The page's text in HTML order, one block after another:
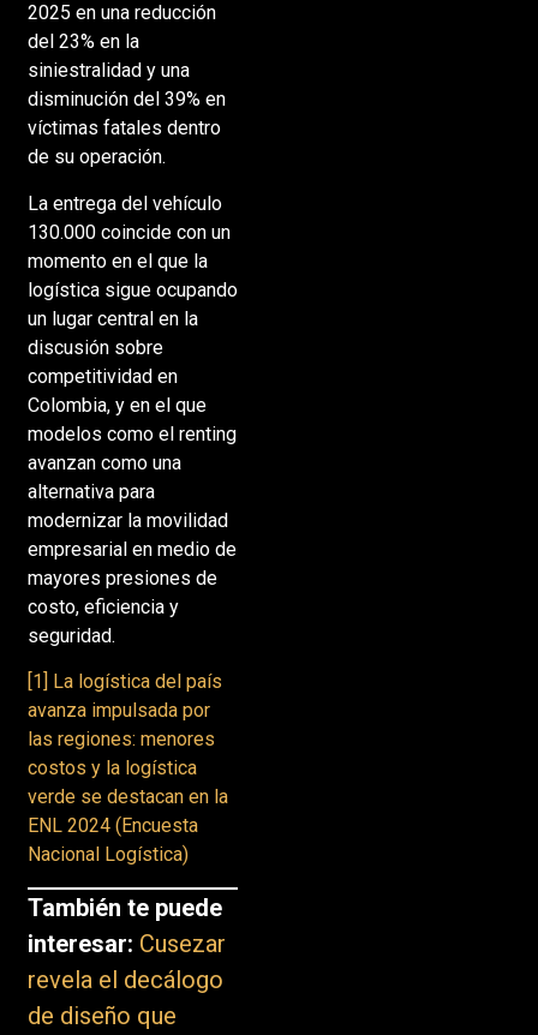
2025 en una reducción
del 23% en la
siniestralidad y una
disminución del 39% en
víctimas fatales dentro
de su operación.
La entrega del vehículo
130.000 coincide con un
momento en el que la
logística sigue ocupando
un lugar central en la
discusión sobre
competitividad en
Colombia, y en el que
modelos como el renting
avanzan como una
alternativa para
modernizar la movilidad
empresarial en medio de
mayores presiones de
costo, eficiencia y
seguridad.
[1]
La logística del país
avanza impulsada por
las regiones: menores
costos y la logística
verde se destacan en la
ENL 2024 (Encuesta
Nacional Logística)
También te puede
interesar: Cusezar
revela el decálogo
de diseño que